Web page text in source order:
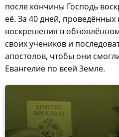
после кончины Господь
её. За 40 дней, проведённых
воскрешения в
своих учеников и
апостолов, чтобы они
Евангелие по всей Земле.